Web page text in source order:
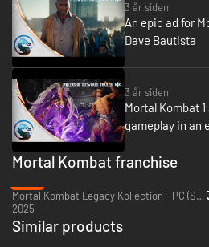
3 år siden
An epic ad for
Dave Bautista
3 år siden
Mortal Kombat
gameplay in an
Mortal Kombat franchise
Mortal Kombat Legacy Kollection - PC (Steam)
2025
Similar products